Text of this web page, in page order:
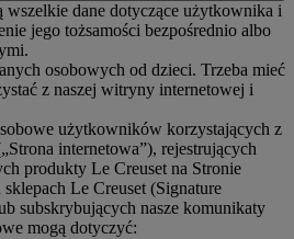
wszelkie dane dotyczące użytkownika i
jego tożsamości bezpośrednio albo
osobowych od dzieci. Trzeba mieć
z naszej witryny internetowej i
użytkowników korzystających z
internetowa”), rejestrujących
produkty Le Creuset na Stronie
Le Creuset (Signature
subskrybujących nasze komunikaty
mogą dotyczyć: